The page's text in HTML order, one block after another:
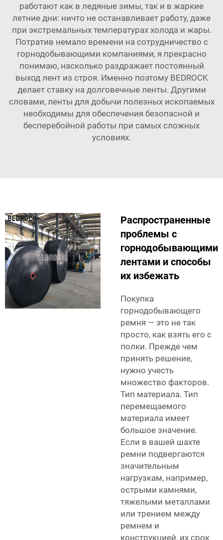
работают как в ледяные зимы, так и в жаркие
летние дни: ничто не останавливает работу, даже
при экстремальных температурах холода и жары.
Потратив немало времени на сотрудничество с
горнодобывающими компаниями, я прекрасно
понимаю, насколько раздражает постоянный
выход лент из строя. Именно поэтому BEDROCK
делает ставку на долговечные ленты. Другими
словами, ленты для добычи полезных ископаемых
необходимы для обеспечения безопасной и
бесперебойной работы при самых сложных
условиях.
Распространенные
проблемы с
горнодобывающими
лентами и способы
их избежать
Покупка
горнодобывающего
ремня — это не так
просто, как взять его с
полки. Прежде чем
принять решение,
нужно учесть
множество факторов.
Тип материала. Тип
перемещаемого
материала имеет
большое значение.
Если в вашей шахте
ремни подвергаются
значительным
нагрузкам, например,
острыми камнями,
тяжелыми металлами
или трением между
ремнем и
конструкцией, их срок